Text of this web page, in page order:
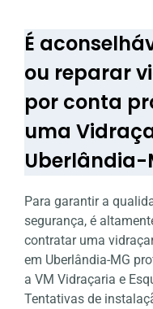
É
ou reparar
por conta
uma
Uberlândia-
Para garantir a
segurança, é
contratar uma
em Uberlândia-MG
a VM Vidraçaria e
Tentativas de